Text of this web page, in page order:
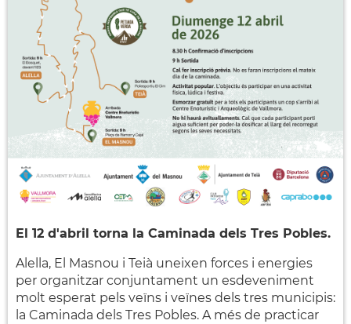
El 12 d'abril torna la Caminada dels Tres Pobles.
Alella, El Masnou i Teià uneixen forces i energies
per organitzar conjuntament un esdeveniment
molt esperat pels veïns i veïnes dels tres municipis:
la Caminada dels Tres Pobles. A més de practicar